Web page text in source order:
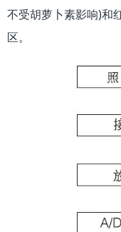
不受胡萝卜素影响)和
区。